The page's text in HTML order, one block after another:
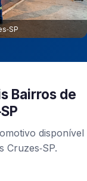
Bairros de
disponível
Cruzes‑SP.